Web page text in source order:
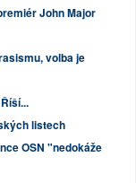
John Major
volba je
listech
OSN "nedokáže